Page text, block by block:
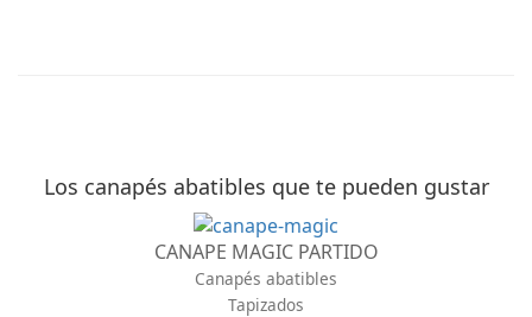
Los canapés abatibles que te pueden gustar
CANAPE MAGIC PARTIDO
Canapés abatibles
Tapizados